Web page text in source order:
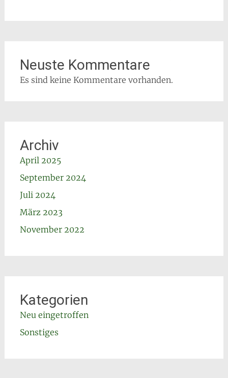
Neuste Kommentare
Es sind keine Kommentare vorhanden.
Archiv
April 2025
September 2024
Juli 2024
März 2023
November 2022
Kategorien
Neu eingetroffen
Sonstiges